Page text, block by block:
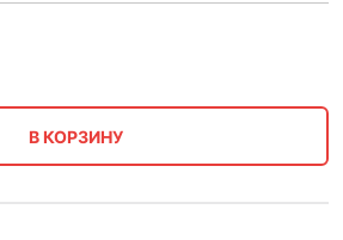
В КОРЗИНУ